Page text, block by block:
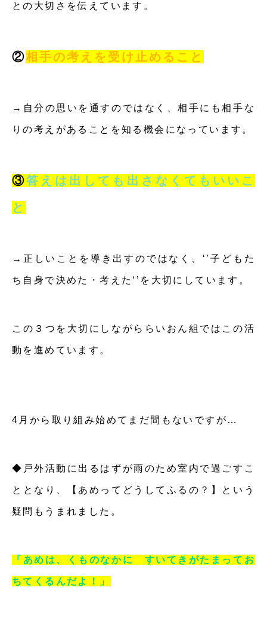
との大切さを伝えています。
②相手の考えを受け止めること
→自分の思いを通すのではなく、相手にも相手な
りの考えがあることを知る機会になっています。
③答えは出しても出さなくてもいいこ
と
→正しいことを導き出すのではなく、‘’子どもた
ち自身で決めた・考えた‘’を大切にしています。
この３つを大切にしながららいおん組ではこの活
動を進めています。
4月から取り組み始めてまだ間もないですが…
◆戸外活動に出るはずが雨のため室内で過ごすこ
ととなり、【あめってどうしてふるの？】という
疑問もうまれました。
「あめは、くものなかに すいてきがたまってお
ちてくるんだよ！」